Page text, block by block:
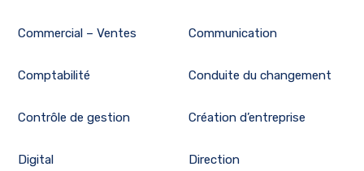
Commercial – Ventes Communication
Comptabilité Conduite du changement
Contrôle de gestion Création d’entreprise
Digital Direction